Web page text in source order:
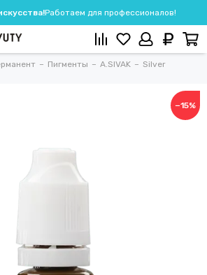
Работаем для профессионалов!
Пигменты A.SIVAK
Silver
−15%